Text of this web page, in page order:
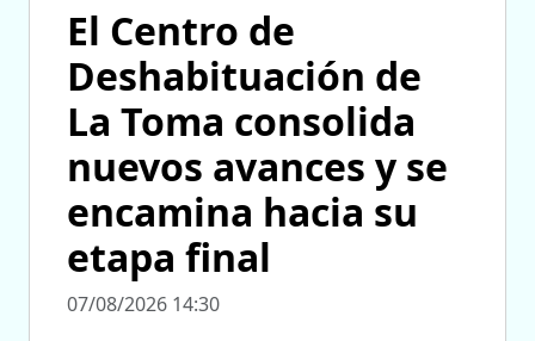
El Centro de
Deshabituación de
La Toma consolida
nuevos avances y se
encamina hacia su
etapa final
07/08/2026 14:30